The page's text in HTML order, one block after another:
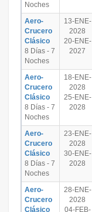
Noches
Aero-
Crucero
Clásico
8 Días - 7
Noches
13-ENE-
2028
20-ENE-
2027
Aero-
Crucero
Clásico
8 Días - 7
Noches
18-ENE-
2028
25-ENE-
2028
Aero-
Crucero
Clásico
8 Días - 7
Noches
23-ENE-
2028
30-ENE-
2028
Aero-
Crucero
Clásico
28-ENE-
2028
04-FEB-